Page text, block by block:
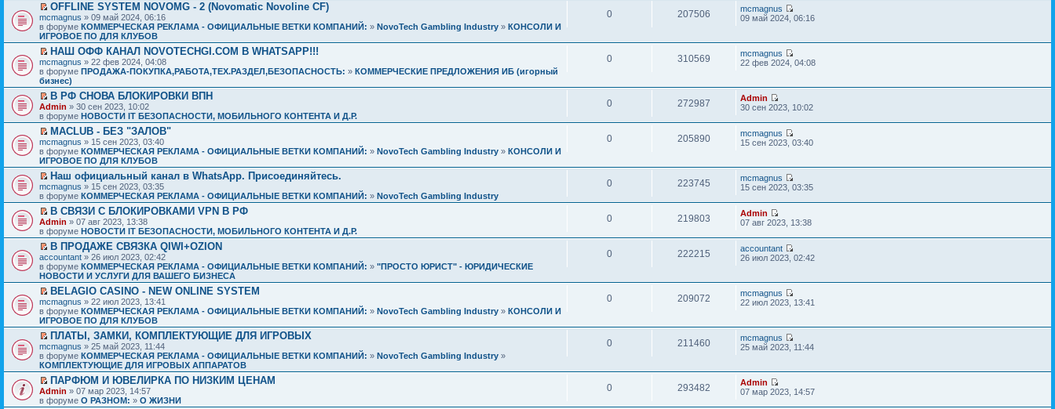
OFFLINE SYSTEM NOVOMG - 2 (Novomatic Novoline CF)
mcmagnus » 09 май 2024, 06:16
в форуме КОММЕРЧЕСКАЯ РЕКЛАМА - ОФИЦИАЛЬНЫЕ ВЕТКИ КОМПАНИЙ: » NovoTech Gambling Industry » КОНСОЛИ И
ИГРОВОЕ ПО ДЛЯ КЛУБОВ
0 207506
mcmagnus
09 май 2024, 06:16
НАШ ОФФ КАНАЛ NOVOTECHGI.COM В WHATSAPP!!!
mcmagnus » 22 фев 2024, 04:08
в форуме ПРОДАЖА-ПОКУПКА,РАБОТА,ТЕХ.РАЗДЕЛ,БЕЗОПАСНОСТЬ: » КОММЕРЧЕСКИЕ ПРЕДЛОЖЕНИЯ ИБ (игорный
бизнес)
0 310569
mcmagnus
22 фев 2024, 04:08
В РФ СНОВА БЛОКИРОВКИ ВПН
Admin » 30 сен 2023, 10:02
в форуме НОВОСТИ IT БЕЗОПАСНОСТИ, МОБИЛЬНОГО КОНТЕНТА И Д.Р.
0 272987
Admin
30 сен 2023, 10:02
MACLUB - БЕЗ "ЗАЛОВ"
mcmagnus » 15 сен 2023, 03:40
в форуме КОММЕРЧЕСКАЯ РЕКЛАМА - ОФИЦИАЛЬНЫЕ ВЕТКИ КОМПАНИЙ: » NovoTech Gambling Industry » КОНСОЛИ И
ИГРОВОЕ ПО ДЛЯ КЛУБОВ
0 205890
mcmagnus
15 сен 2023, 03:40
Наш официальный канал в WhatsApp. Присоединяйтесь.
mcmagnus » 15 сен 2023, 03:35
в форуме КОММЕРЧЕСКАЯ РЕКЛАМА - ОФИЦИАЛЬНЫЕ ВЕТКИ КОМПАНИЙ: » NovoTech Gambling Industry
0 223745
mcmagnus
15 сен 2023, 03:35
В СВЯЗИ С БЛОКИРОВКАМИ VPN В РФ
Admin » 07 авг 2023, 13:38
в форуме НОВОСТИ IT БЕЗОПАСНОСТИ, МОБИЛЬНОГО КОНТЕНТА И Д.Р.
0 219803
Admin
07 авг 2023, 13:38
В ПРОДАЖЕ СВЯЗКА QIWI+OZION
accountant » 26 июл 2023, 02:42
в форуме КОММЕРЧЕСКАЯ РЕКЛАМА - ОФИЦИАЛЬНЫЕ ВЕТКИ КОМПАНИЙ: » "ПРОСТО ЮРИСТ" - ЮРИДИЧЕСКИЕ
НОВОСТИ И УСЛУГИ ДЛЯ ВАШЕГО БИЗНЕСА
0 222215
accountant
26 июл 2023, 02:42
BELAGIO CASINO - NEW ONLINE SYSTEM
mcmagnus » 22 июл 2023, 13:41
в форуме КОММЕРЧЕСКАЯ РЕКЛАМА - ОФИЦИАЛЬНЫЕ ВЕТКИ КОМПАНИЙ: » NovoTech Gambling Industry » КОНСОЛИ И
ИГРОВОЕ ПО ДЛЯ КЛУБОВ
0 209072
mcmagnus
22 июл 2023, 13:41
ПЛАТЫ, ЗАМКИ, КОМПЛЕКТУЮЩИЕ ДЛЯ ИГРОВЫХ
mcmagnus » 25 май 2023, 11:44
в форуме КОММЕРЧЕСКАЯ РЕКЛАМА - ОФИЦИАЛЬНЫЕ ВЕТКИ КОМПАНИЙ: » NovoTech Gambling Industry »
КОМПЛЕКТУЮЩИЕ ДЛЯ ИГРОВЫХ АППАРАТОВ
0 211460
mcmagnus
25 май 2023, 11:44
ПАРФЮМ И ЮВЕЛИРКА ПО НИЗКИМ ЦЕНАМ
Admin » 07 мар 2023, 14:57
в форуме О РАЗНОМ: » О ЖИЗНИ
0 293482
Admin
07 мар 2023, 14:57